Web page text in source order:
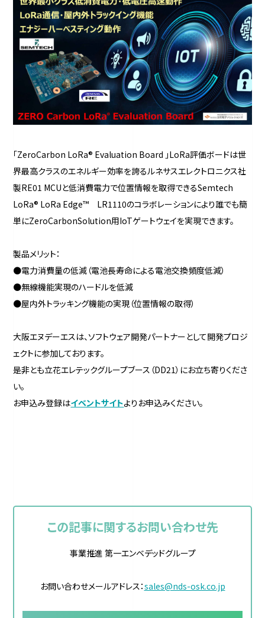
「ZeroCarbon LoRa® Evaluation Board 」LoRa評価ボードは世
界最高クラスのエネルギー効率を誇るルネサスエレクトロニクス社
製RE01 MCUと低消費電力で位置情報を取得できるSemtech
LoRa® LoRa Edge™ LR1110のコラボレーションにより誰でも簡
単にZeroCarbonSolution用IoTゲートウェイを実現できます。
製品メリット：
●電力消費量の低減（電池長寿命による電池交換頻度低減）
●無線機能実現のハードルを低減
●屋内外トラッキング機能の実現（位置情報の取得）
大阪エヌデーエスは、ソフトウェア開発パートナーとして開発プロジ
ェクトに参加しております。
是非とも立花エレテックグループブース（DD21）にお立ち寄りくださ
い。
お申込み登録はイベントサイトよりお申込みください。
この記事に関するお問い合わせ先
事業推進 第一エンベデッドグループ
お問い合わせメールアドレス：sales@nds-osk.co.jp